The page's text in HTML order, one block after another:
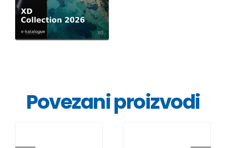
Povezani proizvodi